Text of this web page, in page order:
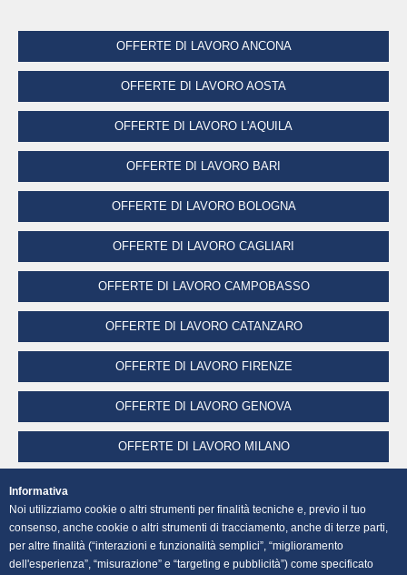
OFFERTE DI LAVORO ANCONA
OFFERTE DI LAVORO AOSTA
OFFERTE DI LAVORO L'AQUILA
OFFERTE DI LAVORO BARI
OFFERTE DI LAVORO BOLOGNA
OFFERTE DI LAVORO CAGLIARI
OFFERTE DI LAVORO CAMPOBASSO
OFFERTE DI LAVORO CATANZARO
OFFERTE DI LAVORO FIRENZE
OFFERTE DI LAVORO GENOVA
OFFERTE DI LAVORO MILANO
OFFERTE DI LAVORO PALERMO
OFFERTE DI LAVORO PERUGIA
Informativa
Noi utilizziamo cookie o altri strumenti per finalità tecniche e, previo il tuo
consenso, anche cookie o altri strumenti di tracciamento, anche di terze parti,
per altre finalità (“interazioni e funzionalità semplici”, “miglioramento
dell'esperienza”, “misurazione” e “targeting e pubblicità”) come specificato